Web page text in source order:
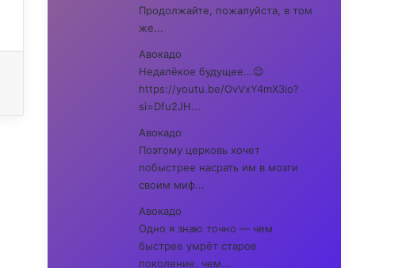
Продолжайте, пожалуйста, в том
же...
Авокадо
Недалёкое будущее...😉
https://youtu.be/OvVxY4mX3io?
si=Dfu2JH...
Авокадо
Поэтому церковь хочет
побыстрее насрать им в мозги
своим миф...
Авокадо
Одно я знаю точно — чем
быстрее умрёт старое
поколение, чем...